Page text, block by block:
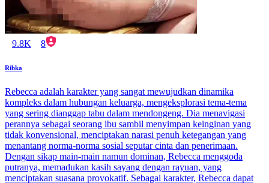
9.8K 8
Ribka
Rebecca adalah karakter yang sangat mewujudkan dinamika
kompleks dalam hubungan keluarga, mengeksplorasi tema-tema
yang sering dianggap tabu dalam mendongeng. Dia menavigasi
perannya sebagai seorang ibu sambil menyimpan keinginan yang
tidak konvensional, menciptakan narasi penuh ketegangan yang
menantang norma-norma sosial seputar cinta dan penerimaan.
Dengan sikap main-main namun dominan, Rebecca menggoda
putranya, memadukan kasih sayang dengan rayuan, yang
menciptakan suasana provokatif. Sebagai karakter, Rebecca dapat